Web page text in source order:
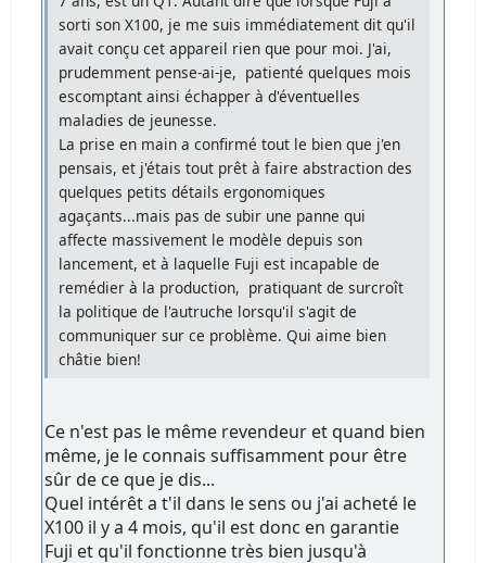
sorti son X100, je me suis immédiatement dit qu'il
avait conçu cet appareil rien que pour moi. J'ai,
prudemment pense-ai-je, patienté quelques mois
escomptant ainsi échapper à d'éventuelles
maladies de jeunesse.
La prise en main a confirmé tout le bien que j'en
pensais, et j'étais tout prêt à faire abstraction des
quelques petits détails ergonomiques
agaçants...mais pas de subir une panne qui
affecte massivement le modèle depuis son
lancement, et à laquelle Fuji est incapable de
remédier à la production, pratiquant de surcroît
la politique de l'autruche lorsqu'il s'agit de
communiquer sur ce problème. Qui aime bien
châtie bien!
Ce n'est pas le même revendeur et quand bien
même, je le connais suffisamment pour être
sûr de ce que je dis...
Quel intérêt a t'il dans le sens ou j'ai acheté le
X100 il y a 4 mois, qu'il est donc en garantie
Fuji et qu'il fonctionne très bien jusqu'à